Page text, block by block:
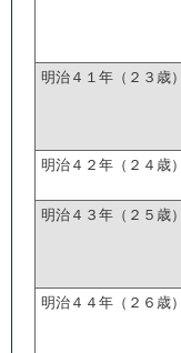
明治４１年（２３歳）
明治４２年（２４歳）
明治４３年（２５歳）
明治４４年（２６歳）